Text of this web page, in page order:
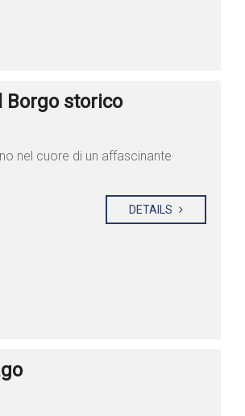
Borgo storico
nel cuore di un affascinante
DETAILS